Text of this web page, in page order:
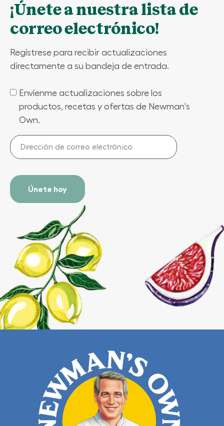
¡Únete a nuestra lista de
correo electrónico!
Regístrese para recibir actualizaciones
directamente a su bandeja de entrada.
(Required)
Envíenme actualizaciones sobre los
productos, recetas y ofertas de Newman's
Own.
Dirección
de
electrónico
(Required)